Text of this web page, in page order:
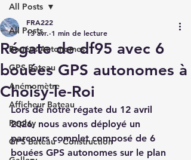
All Posts
Bouées Autonomes
GPS Bateau
Anémomètre
Afficheur Bateau
Replay
GPS Bateau - Construction
All Posts
Régate de df95 avec 6
bouées GPS autonomes à
Choisy-le-Roi
FRA222
13 avr. 1 min de lecture
Lors de notre régate du 12 avril
2026, nous avons déployé un
parcours complet composé de 6
bouées GPS autonomes sur le plan